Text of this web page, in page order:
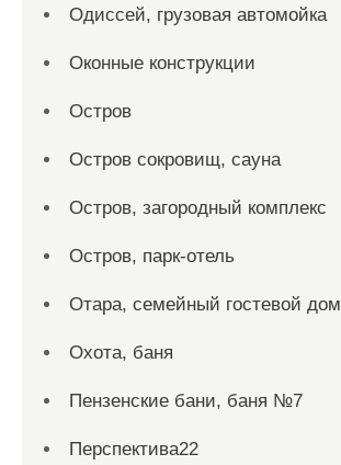
Одиссей, грузовая автомойка
Оконные конструкции
Остров
Остров сокровищ, сауна
Остров, загородный комплекс
Остров, парк-отель
Отара, семейный гостевой дом
Охота, баня
Пензенские бани, баня №7
Перспектива22